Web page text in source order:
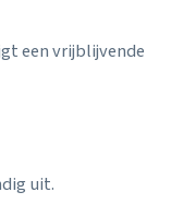
een vrijblijvende
uit.